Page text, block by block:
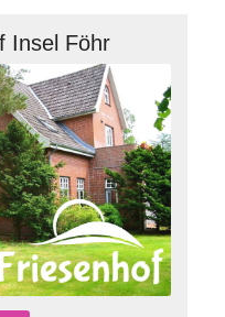
Insel Föhr